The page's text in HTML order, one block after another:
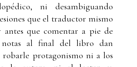
ni desambiguando
que el traductor mismo
antes que comentar a pie de
notas al final del libro dan
protagonismo ni a los